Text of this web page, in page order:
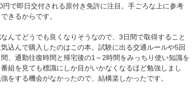
で即日交付される原付き免許に注目。手ごろな上に参考
きるからです。
んてどうでも良くなりそうなので、3日間で取得すること
込んで購入したのはこの本。試験に出る交通ルールや5回
、通勤往復時間と帰宅後の1～2時間をみっちり使い知識を
組を見ても標識にしか目がいかなくなるほど勉強しまし
をする機会がなかったので、結構楽しかったです。